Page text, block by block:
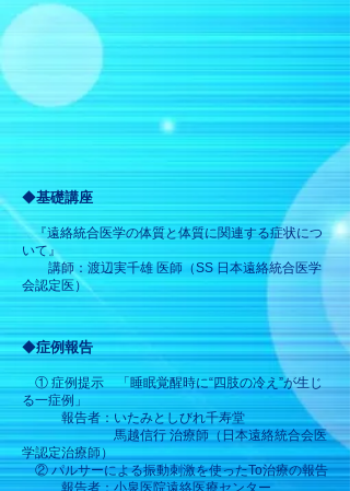
◆基礎講座
『遠絡統合医学の体質と体質に関連する症状につ
いて』
講師：渡辺実千雄 医師（SS 日本遠絡統合医学
会認定医）
◆症例報告
① 症例提示 「睡眠覚醒時に“四肢の冷え”が生じ
る一症例」
​ 報告者：いたみとしびれ千寿堂
馬越信行 治療師（日本遠絡統合会医
学認定治療師）
② パルサーによる振動刺激を使ったTo治療の報告
報告者：小泉医院遠絡医療センター